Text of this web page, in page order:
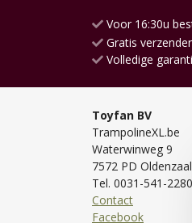
Voor 16:30u
Gratis
Volledige
Toyfan BV
TrampolineXL.be
Waterwinweg 9
7572 PD Oldenzaal
Tel. 0031-541-
Contact
Facebook